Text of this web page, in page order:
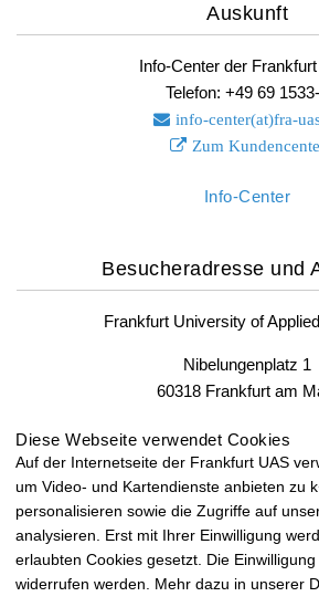
Auskunft
Info-Center der
Telefon: +49 69
info-center(at)fra-
Zum
Info-Center
Besucheradresse und
Frankfurt University of
Nibelungenplatz 1
60318 Frankfurt am
Fax: +49 69 1533-
Lageplan und
Lageplan und
Diese Webseite verwendet Cookies
Auf der Internetseite der Frankfurt UAS
um Video- und Kartendienste anbieten zu
personalisieren sowie die Zugriffe auf
analysieren. Erst mit Ihrer Einwilligung
erlaubten Cookies gesetzt. Die
widerrufen werden. Mehr dazu in unserer